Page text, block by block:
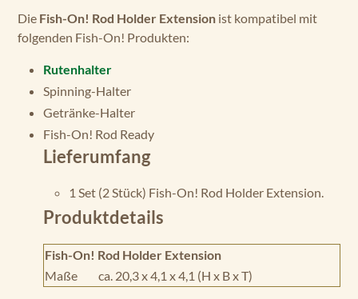
Die Fish-On! Rod Holder Extension ist kompatibel mit
folgenden Fish-On! Produkten:
Rutenhalter
Spinning-Halter
Getränke-Halter
Fish-On! Rod Ready
Lieferumfang
1 Set (2 Stück) Fish-On! Rod Holder Extension.
Produktdetails
Fish-On! Rod Holder Extension
Maße
ca. 20,3 x 4,1 x 4,1 (H x B x T)